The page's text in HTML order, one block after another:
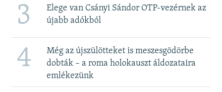
3
Elege van Csányi Sándor OTP-vezérnek az
újabb adókból
4
Még az újszülötteket is meszesgödörbe
dobták – a roma holokauszt áldozataira
emlékezünk